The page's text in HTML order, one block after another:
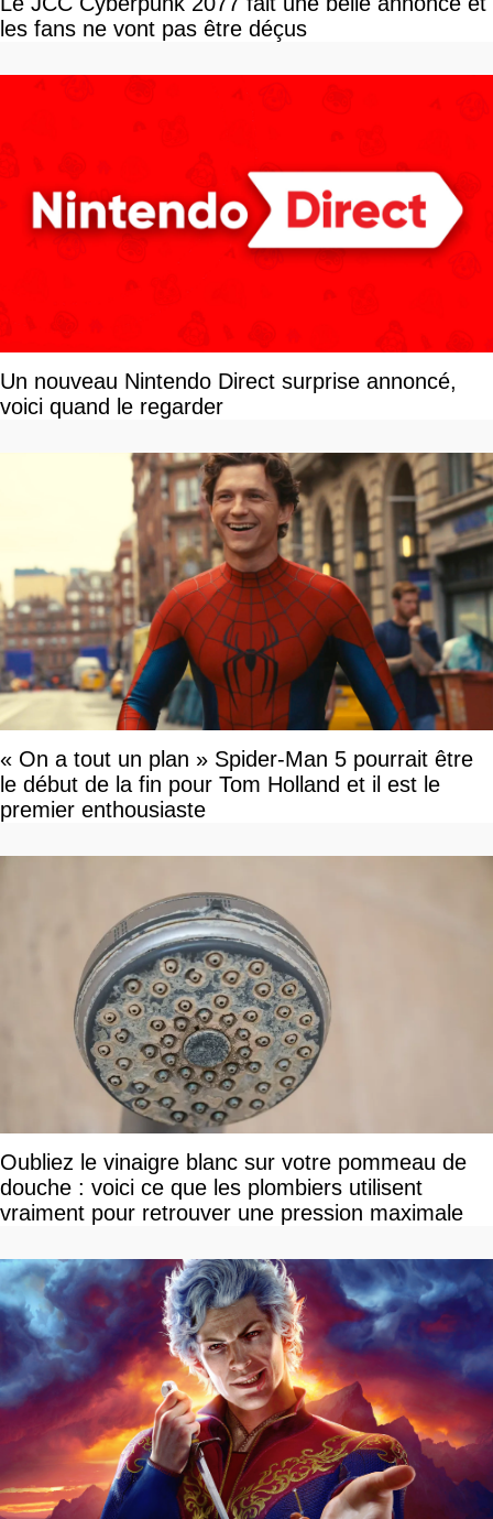
les fans ne vont pas être déçus
Un nouveau Nintendo Direct surprise annoncé,
voici quand le regarder
« On a tout un plan » Spider-Man 5 pourrait être
le début de la fin pour Tom Holland et il est le
premier enthousiaste
Oubliez le vinaigre blanc sur votre pommeau de
douche : voici ce que les plombiers utilisent
vraiment pour retrouver une pression maximale